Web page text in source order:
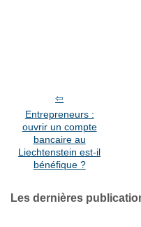
Entrepreneurs :
ouvrir un compte
bancaire au
Liechtenstein est-il
bénéfique ?
Les dernières